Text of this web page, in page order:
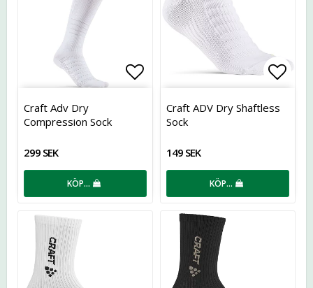
Lägg till i favoritlistan
Craft Adv Dry
Compression Sock
299 SEK
KÖP…
Craft ADV Dry Shaftless
Sock
149 SEK
KÖP…